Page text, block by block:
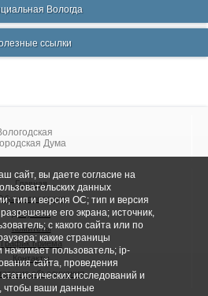
Вологда
ссылки
Дума
Главная
сведения
Депутаты
Комитеты
График приема
Контакты
объединения
сайт, вы даете согласие на
данных
тип и версия ОС; тип и версия
его экрана; источник,
с какого сайта или по
какие страницы
нажимает пользователь; ip-
сайта, проведения
исследований и
чтобы ваши данные